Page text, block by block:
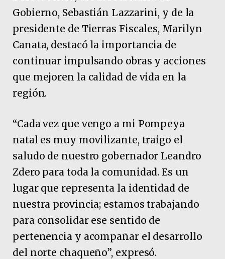
Gobierno, Sebastián Lazzarini, y de la
presidente de Tierras Fiscales, Marilyn
Canata, destacó la importancia de
continuar impulsando obras y acciones
que mejoren la calidad de vida en la
región.
“Cada vez que vengo a mi Pompeya
natal es muy movilizante, traigo el
saludo de nuestro gobernador Leandro
Zdero para toda la comunidad. Es un
lugar que representa la identidad de
nuestra provincia; estamos trabajando
para consolidar ese sentido de
pertenencia y acompañar el desarrollo
del norte chaqueño”, expresó.